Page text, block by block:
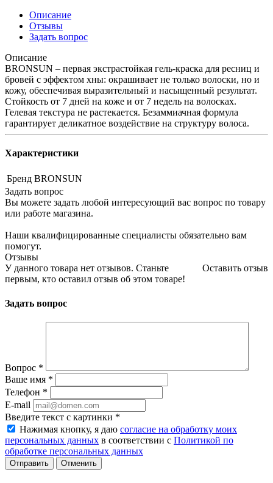
Описание
Отзывы
Задать вопрос
Описание
BRONSUN – первая экстрастойкая гель-краска для ресниц и
бровей с эффектом хны: окрашивает не только волоски, но и
кожу, обеспечивая выразительный и насыщенный результат.
Стойкость от 7 дней на коже и от 7 недель на волосках.
Гелевая текстура не растекается. Безаммиачная формула
гарантирует деликатное воздействие на структуру волоса.
Характеристики
Бренд BRONSUN
Задать вопрос
Вы можете задать любой интересующий вас вопрос по товару
или работе магазина.
Наши квалифицированные специалисты обязательно вам
помогут.
Отзывы
Оставить отзыв
У данного товара нет отзывов. Станьте
первым, кто оставил отзыв об этом товаре!
Задать вопрос
Вопрос *
Ваше имя *
Телефон *
E-mail
Введите текст с картинки *
Нажимая кнопку, я даю согласие на обработку моих
персональных данных в соответствии с Политикой по
обработке персональных данных
Отменить